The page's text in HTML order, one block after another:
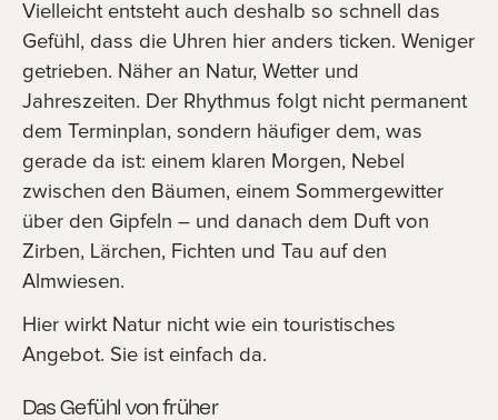
Vielleicht entsteht auch deshalb so schnell das
Gefühl, dass die Uhren hier anders ticken. Weniger
getrieben. Näher an Natur, Wetter und
Jahreszeiten. Der Rhythmus folgt nicht permanent
dem Terminplan, sondern häufiger dem, was
gerade da ist: einem klaren Morgen, Nebel
zwischen den Bäumen, einem Sommergewitter
über den Gipfeln – und danach dem Duft von
Zirben, Lärchen, Fichten und Tau auf den
Almwiesen.
Hier wirkt Natur nicht wie ein touristisches
Angebot. Sie ist einfach da.
Das Gefühl von früher